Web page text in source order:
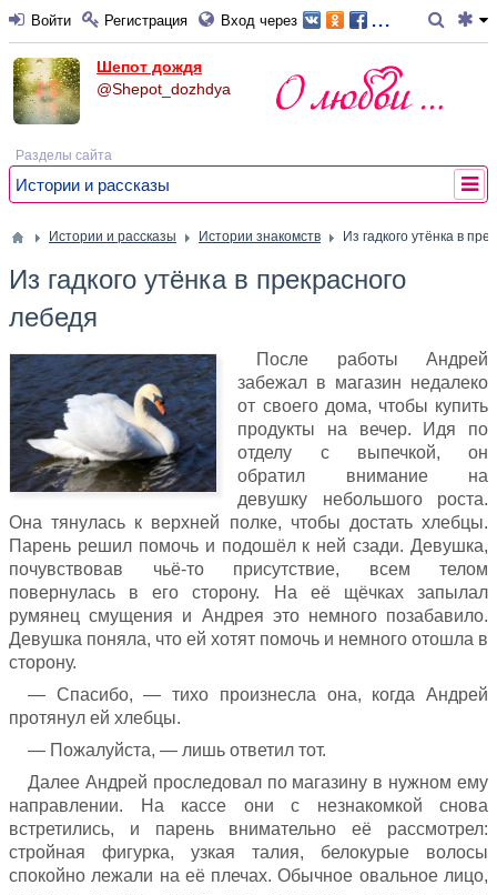
Войти Регистрация Вход через ...
Шепот дождя
@Shepot_dozhdya
Разделы сайта
Истории и рассказы
Истории и рассказы Истории знакомств Из гадкого утёнка в
Из гадкого утёнка в прекрасного
лебедя
После работы Андрей
забежал в магазин недалеко
от своего дома, чтобы купить
продукты на вечер. Идя по
отделу с выпечкой, он
обратил внимание на
девушку небольшого роста.
Она тянулась к верхней полке, чтобы достать хлебцы.
Парень решил помочь и подошёл к ней сзади. Девушка,
почувствовав чьё-то присутствие, всем телом
повернулась в его сторону. На её щёчках запылал
румянец смущения и Андрея это немного позабавило.
Девушка поняла, что ей хотят помочь и немного отошла в
сторону.
— Спасибо, — тихо произнесла она, когда Андрей
протянул ей хлебцы.
— Пожалуйста, — лишь ответил тот.
Далее Андрей проследовал по магазину в нужном ему
направлении. На кассе они с незнакомкой снова
встретились, и парень внимательно её рассмотрел:
стройная фигурка, узкая талия, белокурые волосы
спокойно лежали на её плечах. Обычное овальное лицо,